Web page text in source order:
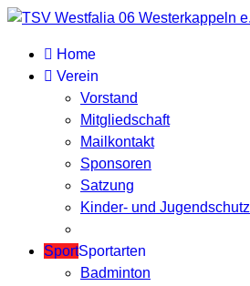
Home
Verein
Vorstand
Mitgliedschaft
Mailkontakt
Sponsoren
Satzung
Kinder- und Jugendschutz
SportSportarten
Badminton